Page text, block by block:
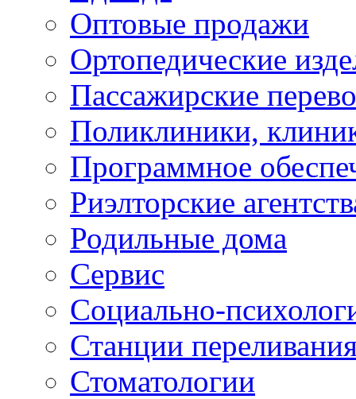
Оптовые продажи
Ортопедические
Пассажирские
Поликлиники,
Программное
Риэлторские
Родильные дома
Сервис
Социально-
Станции
Стоматологии